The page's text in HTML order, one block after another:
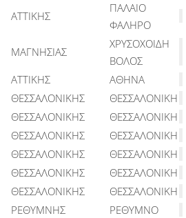
ΑΤΤΙΚΗΣ
ΠΑΛΑΙΟ
ΦΑΛΗΡΟ
ΜΑΓΝΗΣΙΑΣ
ΧΡΥΣΟΧΟΙΔΗ
ΒΟΛΟΣ
ΑΤΤΙΚΗΣ
ΑΘΗΝΑ
ΘΕΣΣΑΛΟΝΙΚΗΣ
ΘΕΣΣΑΛΟΝΙΚΗ
ΘΕΣΣΑΛΟΝΙΚΗΣ
ΘΕΣΣΑΛΟΝΙΚΗ
ΘΕΣΣΑΛΟΝΙΚΗΣ
ΘΕΣΣΑΛΟΝΙΚΗ
ΘΕΣΣΑΛΟΝΙΚΗΣ
ΘΕΣΣΑΛΟΝΙΚΗ
ΘΕΣΣΑΛΟΝΙΚΗΣ
ΘΕΣΣΑΛΟΝΙΚΗ
ΘΕΣΣΑΛΟΝΙΚΗΣ
ΘΕΣΣΑΛΟΝΙΚΗ
ΡΕΘΥΜΝΗΣ
ΡΕΘΥΜΝΟ